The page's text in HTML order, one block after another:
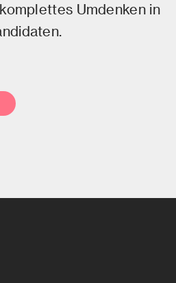
Umdenken in